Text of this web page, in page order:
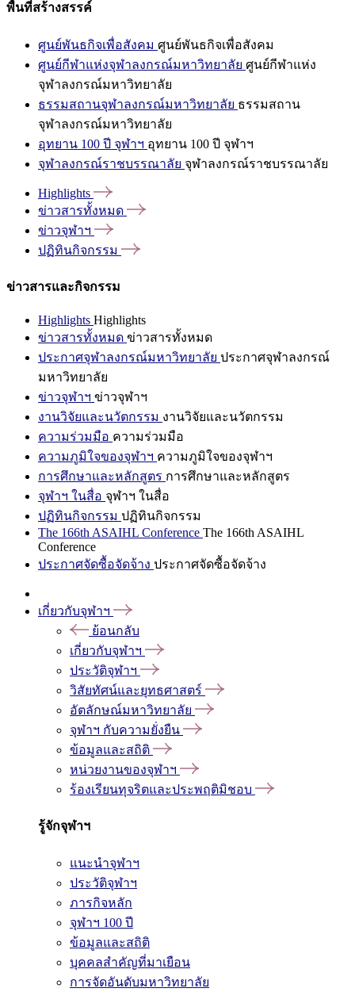
พื้นที่สร้างสรรค์
ศูนย์พันธกิจเพื่อสังคม ศูนย์พันธกิจเพื่อสังคม
ศูนย์กีฬาแห่งจุฬาลงกรณ์มหาวิทยาลัย ศูนย์กีฬาแห่ง
จุฬาลงกรณ์มหาวิทยาลัย
ธรรมสถานจุฬาลงกรณ์มหาวิทยาลัย ธรรมสถาน
จุฬาลงกรณ์มหาวิทยาลัย
อุทยาน 100 ปี จุฬาฯ อุทยาน 100 ปี จุฬาฯ
จุฬาลงกรณ์ราชบรรณาลัย จุฬาลงกรณ์ราชบรรณาลัย
Highlights
ข่าวสารทั้งหมด
ข่าวจุฬาฯ
ปฏิทินกิจกรรม
ข่าวสารและกิจกรรม
Highlights Highlights
ข่าวสารทั้งหมด ข่าวสารทั้งหมด
ประกาศจุฬาลงกรณ์มหาวิทยาลัย ประกาศจุฬาลงกรณ์
มหาวิทยาลัย
ข่าวจุฬาฯ ข่าวจุฬาฯ
งานวิจัยและนวัตกรรม งานวิจัยและนวัตกรรม
ความร่วมมือ ความร่วมมือ
ความภูมิใจของจุฬาฯ ความภูมิใจของจุฬาฯ
การศึกษาและหลักสูตร การศึกษาและหลักสูตร
จุฬาฯ ในสื่อ จุฬาฯ ในสื่อ
ปฏิทินกิจกรรม ปฏิทินกิจกรรม
The 166th ASAIHL Conference The 166th ASAIHL
Conference
ประกาศจัดซื้อจัดจ้าง ประกาศจัดซื้อจัดจ้าง
เกี่ยวกับจุฬาฯ
ย้อนกลับ
เกี่ยวกับจุฬาฯ
ประวัติจุฬาฯ
วิสัยทัศน์และยุทธศาสตร์
อัตลักษณ์มหาวิทยาลัย
จุฬาฯ กับความยั่งยืน
ข้อมูลและสถิติ
หน่วยงานของจุฬาฯ
ร้องเรียนทุจริตและประพฤติมิชอบ
รู้จักจุฬาฯ
แนะนำจุฬาฯ
ประวัติจุฬาฯ
ภารกิจหลัก
จุฬาฯ 100 ปี
ข้อมูลและสถิติ
บุคคลสำคัญที่มาเยือน
การจัดอันดับมหาวิทยาลัย